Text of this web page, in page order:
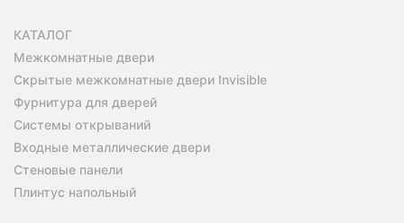
КАТАЛОГ
Межкомнатные двери
Скрытые межкомнатные двери Invisible
Фурнитура для дверей
Системы открываний
Входные металлические двери
Стеновые панели
Плинтус напольный